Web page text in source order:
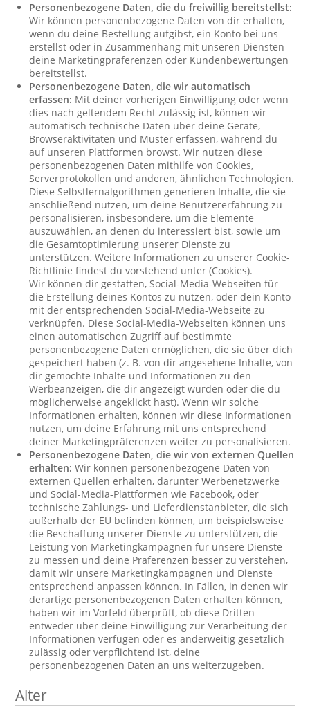
Personenbezogene Daten, die du freiwillig bereitstellst:
Wir können personenbezogene Daten von dir erhalten,
wenn du deine Bestellung aufgibst, ein Konto bei uns
erstellst oder in Zusammenhang mit unseren Diensten
deine Marketingpräferenzen oder Kundenbewertungen
bereitstellst.
Personenbezogene Daten, die wir automatisch
erfassen: Mit deiner vorherigen Einwilligung oder wenn
dies nach geltendem Recht zulässig ist, können wir
automatisch technische Daten über deine Geräte,
Browseraktivitäten und Muster erfassen, während du
auf unseren Plattformen browst. Wir nutzen diese
personenbezogenen Daten mithilfe von Cookies,
Serverprotokollen und anderen, ähnlichen Technologien.
Diese Selbstlernalgorithmen generieren Inhalte, die sie
anschließend nutzen, um deine Benutzererfahrung zu
personalisieren, insbesondere, um die Elemente
auszuwählen, an denen du interessiert bist, sowie um
die Gesamtoptimierung unserer Dienste zu
unterstützen. Weitere Informationen zu unserer Cookie-
Richtlinie findest du vorstehend unter (Cookies).
Wir können dir gestatten, Social-Media-Webseiten für
die Erstellung deines Kontos zu nutzen, oder dein Konto
mit der entsprechenden Social-Media-Webseite zu
verknüpfen. Diese Social-Media-Webseiten können uns
einen automatischen Zugriff auf bestimmte
personenbezogene Daten ermöglichen, die sie über dich
gespeichert haben (z. B. von dir angesehene Inhalte, von
dir gemochte Inhalte und Informationen zu den
Werbeanzeigen, die dir angezeigt wurden oder die du
möglicherweise angeklickt hast). Wenn wir solche
Informationen erhalten, können wir diese Informationen
nutzen, um deine Erfahrung mit uns entsprechend
deiner Marketingpräferenzen weiter zu personalisieren.
Personenbezogene Daten, die wir von externen Quellen
erhalten: Wir können personenbezogene Daten von
externen Quellen erhalten, darunter Werbenetzwerke
und Social-Media-Plattformen wie Facebook, oder
technische Zahlungs- und Lieferdienstanbieter, die sich
außerhalb der EU befinden können, um beispielsweise
die Beschaffung unserer Dienste zu unterstützen, die
Leistung von Marketingkampagnen für unsere Dienste
zu messen und deine Präferenzen besser zu verstehen,
damit wir unsere Marketingkampagnen und Dienste
entsprechend anpassen können. In Fällen, in denen wir
derartige personenbezogenen Daten erhalten können,
haben wir im Vorfeld überprüft, ob diese Dritten
entweder über deine Einwilligung zur Verarbeitung der
Informationen verfügen oder es anderweitig gesetzlich
zulässig oder verpflichtend ist, deine
personenbezogenen Daten an uns weiterzugeben.
Alter